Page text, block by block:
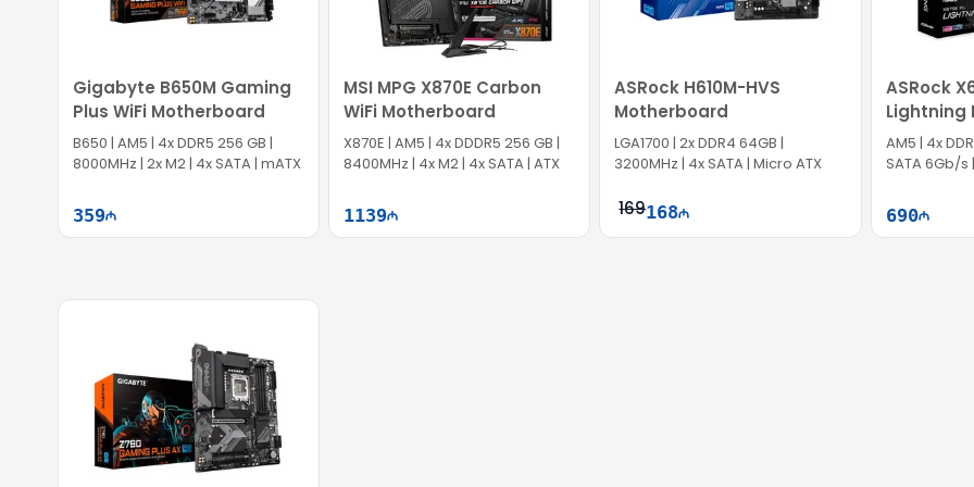
Gigabyte B650M Gaming
Plus WiFi Motherboard
B650 | AM5 | 4x DDR5 256 GB |
8000MHz | 2x M2 | 4x SATA | mATX
359
MSI MPG X870E Carbon
WiFi Motherboard
X870E | AM5 | 4x DDDR5 256 GB |
8400MHz | 4x M2 | 4x SATA | ATX
1139
ASRock H610M-HVS
Motherboard
LGA1700​​​​​​​ | 2x DDR4 64GB |
3200MHz | 4x SATA | Micro ATX
169168
ASRock
Lightning
MXBJ60-
AM5 | 4x
SATA 6Gb/s
690